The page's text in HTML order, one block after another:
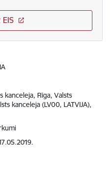
kanceleja, Rīga, Valsts
kanceleja (LV00, LATVIJA),